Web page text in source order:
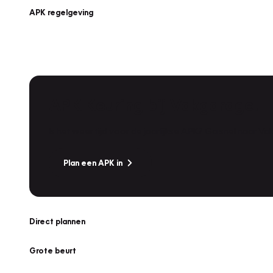
APK regelgeving
Plan een APK in
Direct plannen
Grote beurt